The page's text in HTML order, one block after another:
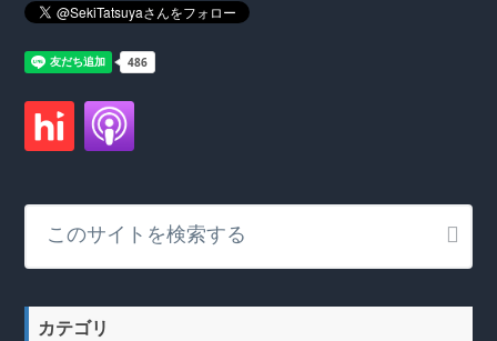
サ
トカテゴリ